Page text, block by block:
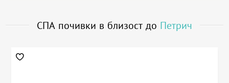
СПА почивки в близост до Петрич